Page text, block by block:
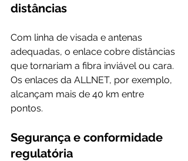
distâncias
Com linha de visada e antenas
adequadas, o enlace cobre distâncias
que tornariam a fibra inviável ou cara.
Os enlaces da ALLNET, por exemplo,
alcançam mais de 40 km entre
pontos.
Segurança e conformidade
regulatória